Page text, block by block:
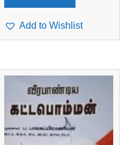
Add to Wishlist